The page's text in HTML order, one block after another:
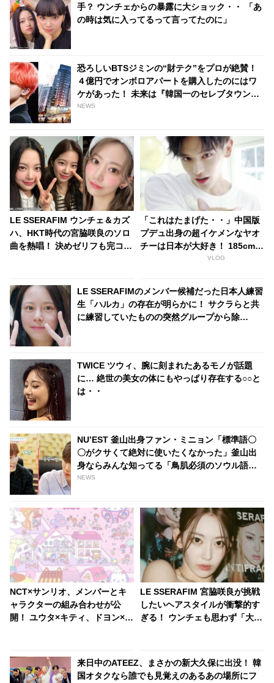
手？ ウンチェからの暴露に大ショック・・ 「あ
の時は気に入ってるって言ってたのに」
恐ろしいBTSジミンの“財テク”をプロが絶賛！
４億円でオンボロアパートを購入したのにはワ
ケがあった！ 未来は『韓国一のセレブタウン』
の地主になるってホント？
NEWS
LE SSERAFIM ウンチェ＆カズ
ハ、HKT時代の宮脇咲良のソロ
曲を熱唱！ 決めゼリフも完コ
「この動画毎週見てる」
「これはたまげた・・」中国版
プデュ出身の超イケメンなヤオ
チーは日本が大好き！ 185cmの
高身長と端正なルックスで大注
VLOG
LE SSERAFIMのメンバー候補だった日本人練習
生「ハルカ」の存在が明らかに！ サクラらと共
に練習していたものの突然グループから除
TWICE ツウィ、腕に刻まれたあるモノが話題
に… 絶世の美女の体にもやっぱり存在する○○と
は・・
NU’EST 釜山出身ファン・ミニョン「標準語〇
〇がクサくて絶対に使いたくなかった」釜山出
身ならみんな知ってる「鳥肌必須のソウル語」
とは？
NEWS
NCT×サンリオ、メンバーとキ
ャラクターの組み合わせが公
開！ ユウタ×キティ、ドヨン×ク
LE SSERAFIM 宮脇咲良が挑戦
したいヘアスタイルが衝撃的す
ぎる！ ウンチェも思わず「大丈
来日中のATEEZ、まさかの新大久保に出没！ 韓
国オタクなら誰でも見覚えのあるあの場所にフ